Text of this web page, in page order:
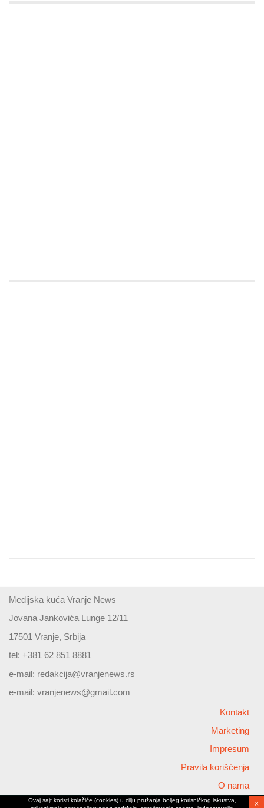
Medijska kuća Vranje News
Jovana Jankovića Lunge 12/11
17501 Vranje, Srbija
tel: +381 62 851 8881
e-mail: redakcija@vranjenews.rs
e-mail: vranjenews@gmail.com
Kontakt
Marketing
Impresum
Pravila korišćenja
O nama
Copyright © 2026 Vranjenews
Ovaj sajt koristi kolačiće (cookies) u cilju pružanja boljeg korisničkog iskustva,
X